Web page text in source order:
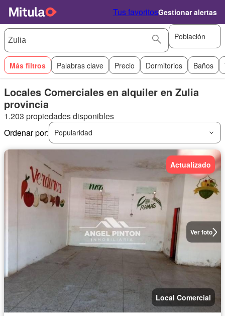
Tus favoritosGestionar alertas
Población
Más filtros Palabras clave Precio Dormitorios Baños
Locales Comerciales en alquiler en Zulia
provincia
1.203 propiedades disponibles
Ordenar por:
Popularidad
Ver foto
Actualizado
Local Comercial